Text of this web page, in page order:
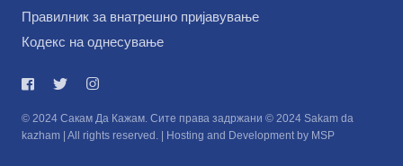
Правилник за внатрешно пријавување
Кодекс на однесување
© 2024 Сакам Да Кажам. Сите права задржани © 2024 Sakam da
kazham | All rights reserved. | Hosting and Development by MSP